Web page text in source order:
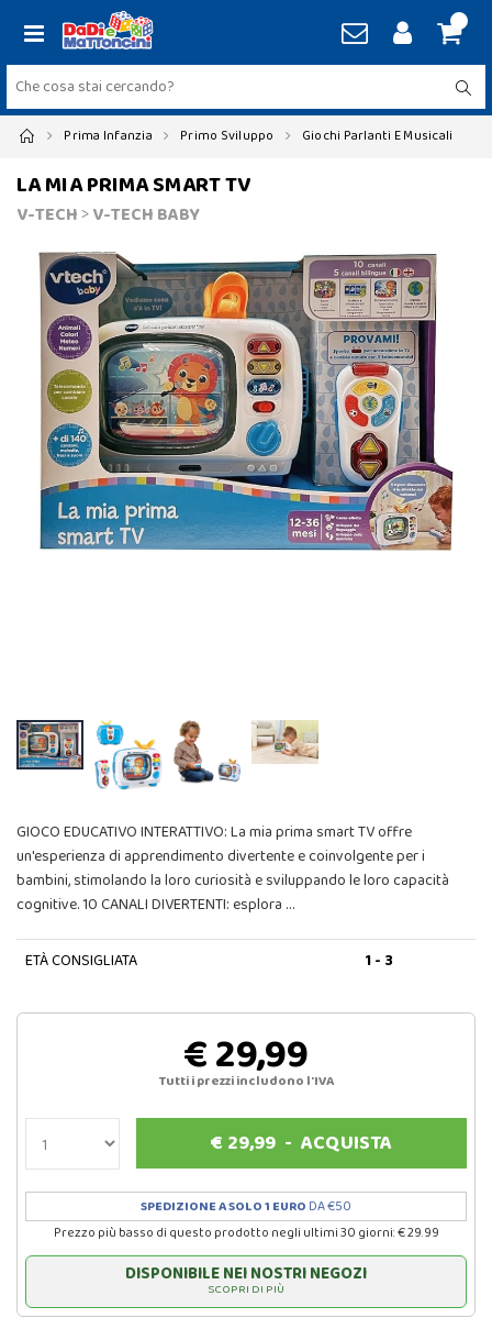
Prima Infanzia Primo Sviluppo Giochi Parlanti E Musicali
LA MIA PRIMA SMART TV
V-TECH>V-TECH BABY
GIOCO EDUCATIVO INTERATTIVO: La mia prima smart TV offre
un'esperienza di apprendimento divertente e coinvolgente per i
bambini, stimolando la loro curiosità e sviluppando le loro capacità
cognitive. 10 CANALI DIVERTENTI: esplora …
ETÀ CONSIGLIATA 1 - 3
€ 29,99
Tutti i prezzi includono l'IVA
€ 29,99 -ACQUISTA
SPEDIZIONE A SOLO 1 EURO DA €50
Prezzo più basso di questo prodotto negli ultimi 30 giorni: € 29.99
DISPONIBILE NEI NOSTRI NEGOZI
SCOPRI DI PIÙ